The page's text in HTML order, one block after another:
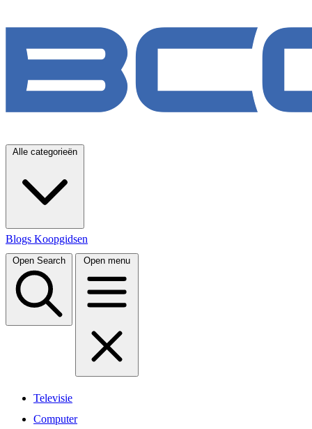
Alle categorieën
Blogs Koopgidsen
Open Search Open menu
Televisie
Computer